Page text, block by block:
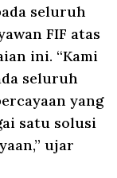
seluruh
FIF atas
ini. “Kami
seluruh
yang
satu solusi
ujar